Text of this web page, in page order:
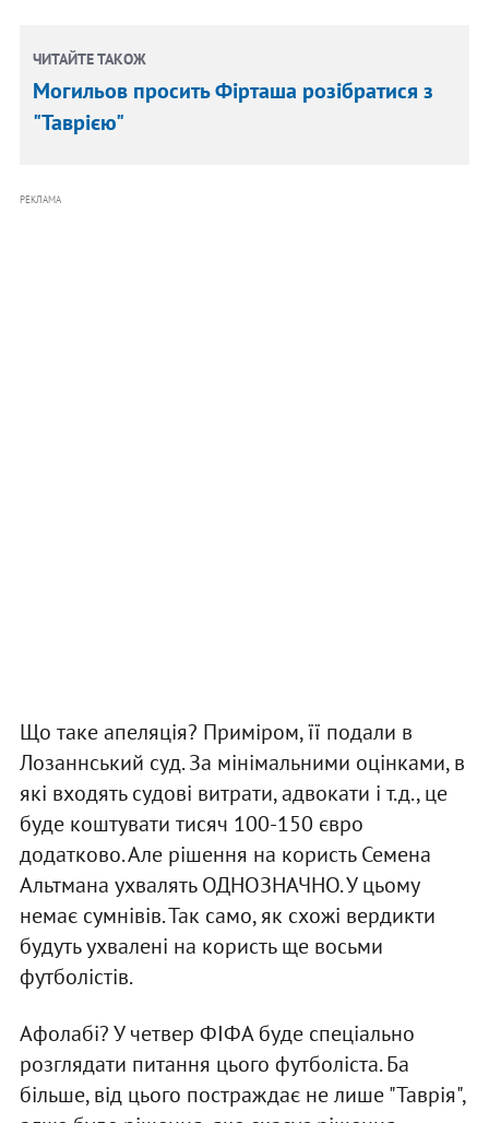
ЧИТАЙТЕ ТАКОЖ
Могильов просить Фірташа розібратися з
"Таврією"
РЕКЛАМА
Що таке апеляція? Приміром, її подали в
Лозаннський суд. За мінімальними оцінками, в
які входять судові витрати, адвокати і т.д., це
буде коштувати тисяч 100-150 євро
додатково. Але рішення на користь Семена
Альтмана ухвалять ОДНОЗНАЧНО. У цьому
немає сумнівів. Так само, як схожі вердикти
будуть ухвалені на користь ще восьми
футболістів.
Афолабі? У четвер ФІФА буде спеціально
розглядати питання цього футболіста. Ба
більше, від цього постраждає не лише "Таврія",